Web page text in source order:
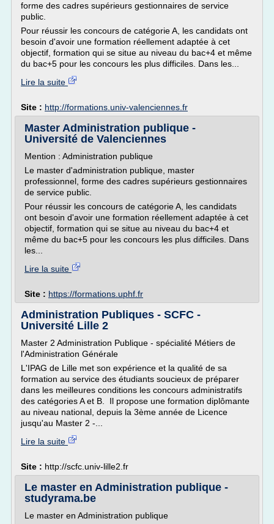
forme des cadres supérieurs gestionnaires de service
public.
Pour réussir les concours de catégorie A, les candidats ont
besoin d'avoir une formation réellement adaptée à cet
objectif, formation qui se situe au niveau du bac+4 et même
du bac+5 pour les concours les plus difficiles. Dans les...
Lire la suite
Site : http://formations.univ-valenciennes.fr
Master Administration publique -
Université de Valenciennes
Mention : Administration publique
Le master d'administration publique, master
professionnel, forme des cadres supérieurs gestionnaires
de service public.
Pour réussir les concours de catégorie A, les candidats
ont besoin d'avoir une formation réellement adaptée à cet
objectif, formation qui se situe au niveau du bac+4 et
même du bac+5 pour les concours les plus difficiles. Dans
les...
Lire la suite
Site : https://formations.uphf.fr
Administration Publiques - SCFC -
Université Lille 2
Master 2 Administration Publique - spécialité Métiers de
l'Administration Générale
L'IPAG de Lille met son expérience et la qualité de sa
formation au service des étudiants soucieux de préparer
dans les meilleures conditions les concours administratifs
des catégories A et B. Il propose une formation diplômante
au niveau national, depuis la 3ème année de Licence
jusqu'au Master 2 -...
Lire la suite
Site : http://scfc.univ-lille2.fr
Le master en Administration publique -
studyrama.be
Le master en Administration publique